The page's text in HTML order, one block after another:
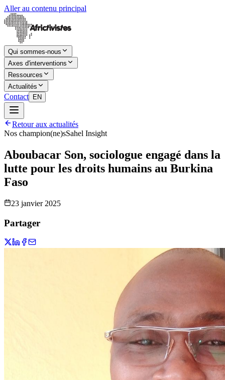
Aller au contenu principal
Qui sommes-nous
Axes d'interventions
Ressources
Actualités
Contact EN
Retour aux actualités
Nos champion(ne)sSahel Insight
Aboubacar Son, sociologue engagé dans la
lutte pour les droits humains au Burkina
Faso
23 janvier 2025
Partager